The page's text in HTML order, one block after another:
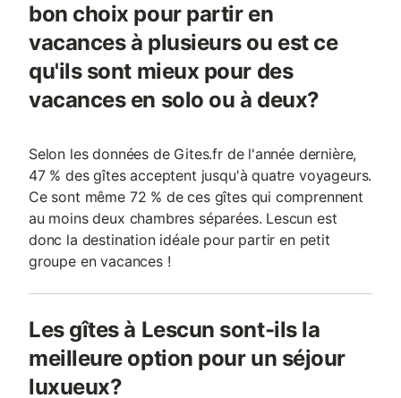
bon choix pour partir en
vacances à plusieurs ou est ce
qu'ils sont mieux pour des
vacances en solo ou à deux?
Selon les données de Gites.fr de l'année dernière,
47 % des gîtes acceptent jusqu'à quatre voyageurs.
Ce sont même 72 % de ces gîtes qui comprennent
au moins deux chambres séparées. Lescun est
donc la destination idéale pour partir en petit
groupe en vacances !
Les gîtes à Lescun sont-ils la
meilleure option pour un séjour
luxueux?